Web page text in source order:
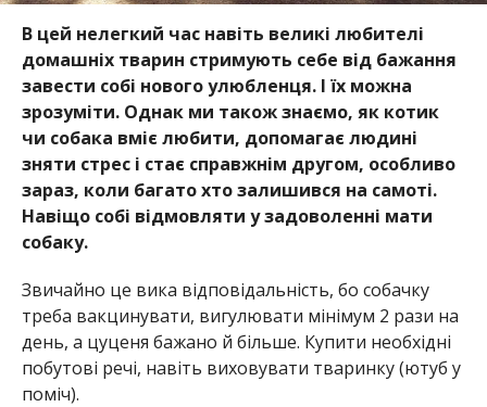
В цей нелегкий час навіть великі любителі
домашніх тварин стримують себе від бажання
завести собі нового улюбленця. І їх можна
зрозуміти. Однак ми також знаємо, як котик
чи собака вміє любити, допомагає людині
зняти стрес і стає справжнім другом, особливо
зараз, коли багато хто залишився на самоті.
Навіщо собі відмовляти у задоволенні мати
собаку.
Звичайно це вика відповідальність, бо собачку
треба вакцинувати, вигулювати мінімум 2 рази на
день, а цуценя бажано й більше. Купити необхідні
побутові речі, навіть виховувати тваринку (ютуб у
поміч).